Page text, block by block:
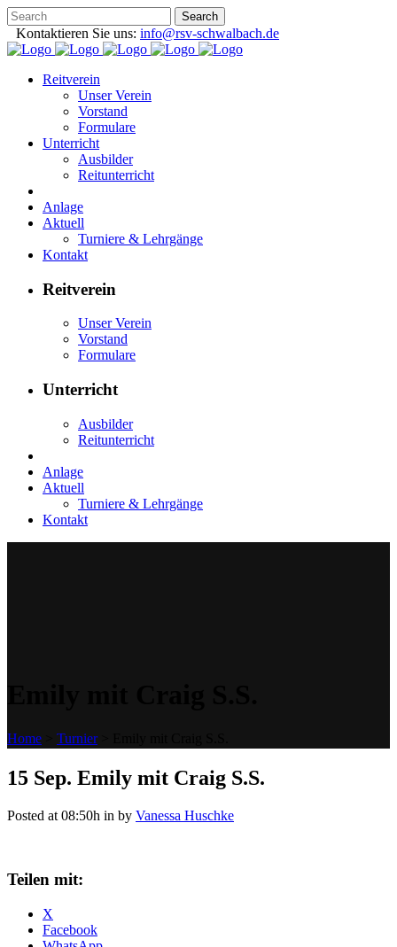
Kontaktieren Sie uns: info@rsv-schwalbach.de
Reitverein
Unser Verein
Vorstand
Formulare
Unterricht
Ausbilder
Reitunterricht
Anlage
Aktuell
Turniere & Lehrgänge
Kontakt
Reitverein
Unser Verein
Vorstand
Formulare
Unterricht
Ausbilder
Reitunterricht
Anlage
Aktuell
Turniere & Lehrgänge
Kontakt
Home Turnier>
15 Sep. Emily mit Craig S.S.
Posted at 08:50h in by Vanessa Huschke
Teilen mit:
X
Facebook